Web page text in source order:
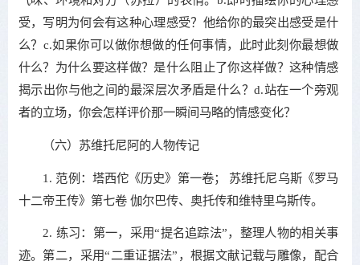
受，写明为何会有这种心理感受？他给你的最突出感受是什
么？c.如果你可以做你想做的任何事情，此时此刻你最想做
什么？为什么要这样做？是什么阻止了你这样做？这种情感
揭示出你与他之间的最深层次矛盾是什么？d.站在一个旁观
者的立场，你会怎样评价那一瞬间马略的情感变化？
（六）苏维托尼阿的人物传记
1. 范例：塔西佗《历史》第一卷； 苏维托尼乌斯《罗马
十二帝王传》第七卷 伽尔巴传、奥托传和维特里乌斯传。
2. 练习：第一，采用“提名追踪法”，整理人物的相关事
迹。第二，采用“二重证据法”，根据文献记载与雕像，配合